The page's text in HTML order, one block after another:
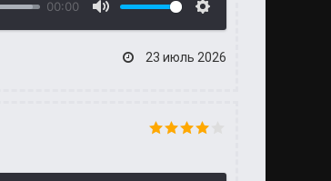
00:00
23 июль 2026